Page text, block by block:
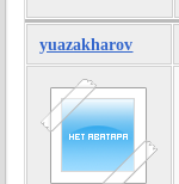
yuazakharov